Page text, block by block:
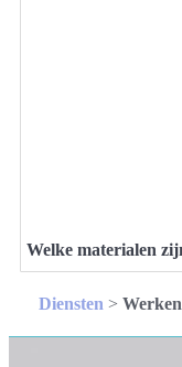
Welke materialen
Diensten >